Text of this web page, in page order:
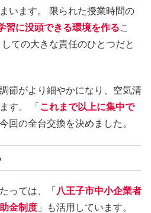
います。 限られた授業時間の
習に没頭できる環境を作るこ
ての大きな責任のひとつだと
節がより細やかになり、空気清
す。 「 これまで以上に集中で
回の全台交換を決めました。
っては、「 八王子市中小企業者
金制度 」も活用しています。